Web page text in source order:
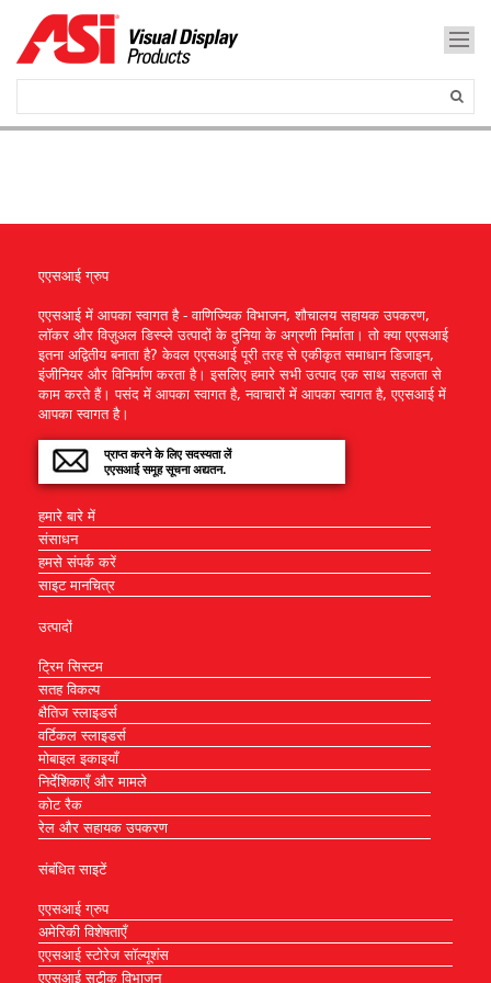
एएसआई ग्रुप
एएसआई में आपका स्वागत है - वाणिज्यिक विभाजन, शौचालय सहायक उपकरण,
लॉकर और विज़ुअल डिस्प्ले उत्पादों के दुनिया के अग्रणी निर्माता। तो क्या एएसआई
इतना अद्वितीय बनाता है? केवल एएसआई पूरी तरह से एकीकृत समाधान डिजाइन,
इंजीनियर और विनिर्माण करता है। इसलिए हमारे सभी उत्पाद एक साथ सहजता से
काम करते हैं। पसंद में आपका स्वागत है, नवाचारों में आपका स्वागत है, एएसआई में
आपका स्वागत है।
प्राप्त करने के लिए सदस्यता लें
एएसआई समूह सूचना अद्यतन.
हमारे बारे में
संसाधन
हमसे संपर्क करें
साइट मानचित्र
उत्पादों
ट्रिम सिस्टम
सतह विकल्प
क्षैतिज स्लाइडर्स
वर्टिकल स्लाइडर्स
मोबाइल इकाइयाँ
निर्देशिकाएँ और मामले
कोट रैक
रेल और सहायक उपकरण
संबंधित साइटें
एएसआई ग्रुप
अमेरिकी विशेषताएँ
एएसआई स्टोरेज सॉल्यूशंस
एएसआई सटीक विभाजन